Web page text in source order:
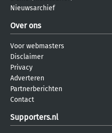
Nieuwsarchief
Over ons
Voor webmasters
Disclaimer
Privacy
Adverteren
Partnerberichten
Contact
Supporters.nl